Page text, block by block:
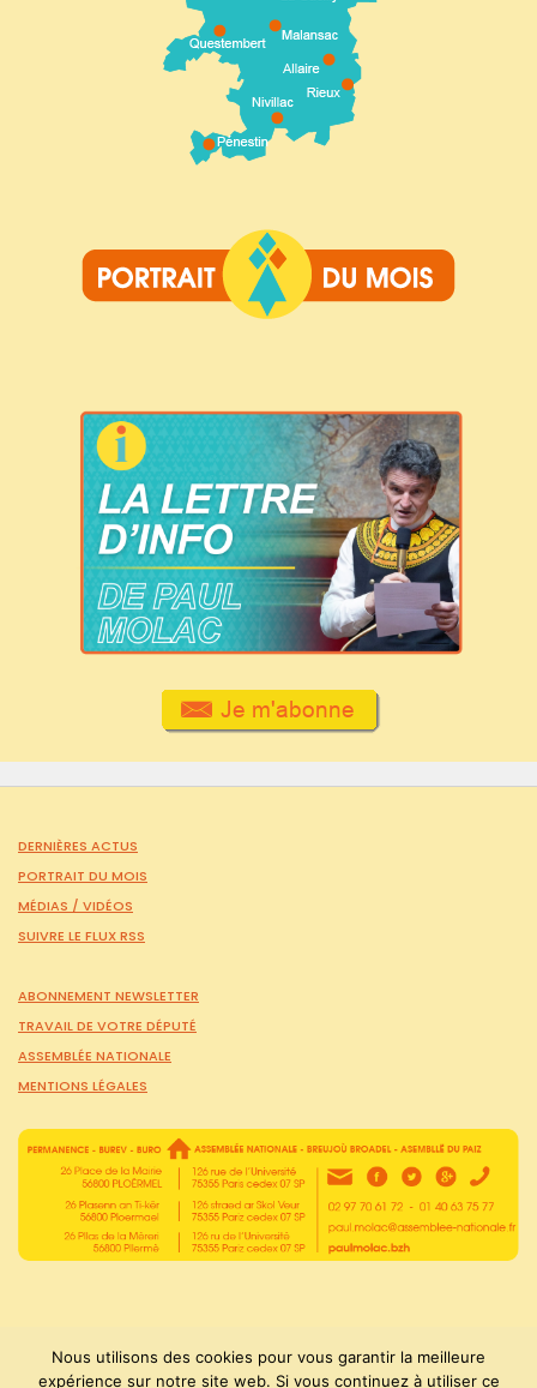
DERNIÈRES ACTUS
PORTRAIT DU MOIS
MÉDIAS / VIDÉOS
SUIVRE LE FLUX RSS
ABONNEMENT NEWSLETTER
TRAVAIL DE VOTRE DÉPUTÉ
ASSEMBLÉE NATIONALE
MENTIONS LÉGALES
Nous utilisons des cookies pour vous garantir la meilleure
expérience sur notre site web. Si vous continuez à utiliser ce